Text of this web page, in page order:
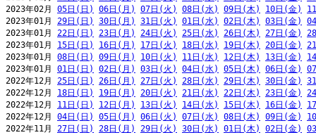
2023年02月 05日(日) 06日(月) 07日(火) 08日(水) 09日(木) 10日(金)
2023年01月 29日(日) 30日(月) 31日(火) 01日(水) 02日(木) 03日(金)
2023年01月 22日(日) 23日(月) 24日(火) 25日(水) 26日(木) 27日(金)
2023年01月 15日(日) 16日(月) 17日(火) 18日(水) 19日(木) 20日(金)
2023年01月 08日(日) 09日(月) 10日(火) 11日(水) 12日(木) 13日(金)
2023年01月 01日(日) 02日(月) 03日(火) 04日(水) 05日(木) 06日(金)
2022年12月 25日(日) 26日(月) 27日(火) 28日(水) 29日(木) 30日(金)
2022年12月 18日(日) 19日(月) 20日(火) 21日(水) 22日(木) 23日(金)
2022年12月 11日(日) 12日(月) 13日(火) 14日(水) 15日(木) 16日(金)
2022年12月 04日(日) 05日(月) 06日(火) 07日(水) 08日(木) 09日(金)
2022年11月 27日(日) 28日(月) 29日(火) 30日(水) 01日(木) 02日(金)